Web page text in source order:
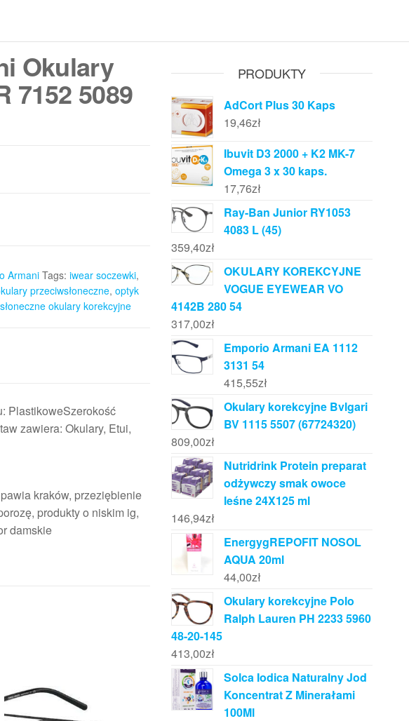
Okulary
7152 5089
Armani Tags: iwear soczewki,
przeciwsłoneczne, optyk
okulary korekcyjne
PlastikoweSzerokość
zawiera: Okulary, Etui,
kraków, przeziębienie
produkty o niskim ig,
damskie
PRODUKTY
AdCort Plus 30 Kaps
19,46zł
Ibuvit D3 2000 + K2 MK-7
Omega 3 x 30 kaps.
17,76zł
Ray-Ban Junior RY1053
4083 L (45)
359,40zł
OKULARY KOREKCYJNE
VOGUE EYEWEAR VO
4142B 280 54
317,00zł
Emporio Armani EA 1112
3131 54
415,55zł
Okulary korekcyjne Bvlgari
BV 1115 5507 (67724320)
809,00zł
Nutridrink Protein preparat
odżywczy smak owoce
leśne 24X125 ml
146,94zł
EnergygREPOFIT NOSOL
AQUA 20ml
44,00zł
Okulary korekcyjne Polo
Ralph Lauren PH 2233 5960
48-20-145
413,00zł
Solca Iodica Naturalny Jod
Koncentrat Z Minerałami
100Ml